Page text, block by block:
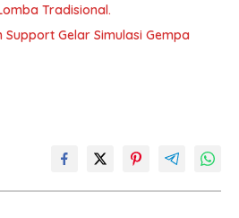
Tradisional.
Gelar Simulasi Gempa